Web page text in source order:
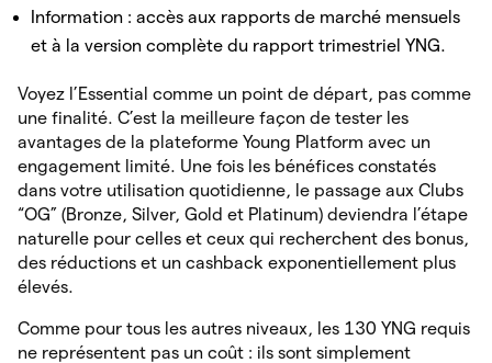
Information : accès aux rapports de marché mensuels
et à la version complète du rapport trimestriel YNG.
Voyez l’Essential comme un point de départ, pas comme
une finalité. C’est la meilleure façon de tester les
avantages de la plateforme Young Platform avec un
engagement limité. Une fois les bénéfices constatés
dans votre utilisation quotidienne, le passage aux Clubs
“OG” (Bronze, Silver, Gold et Platinum) deviendra l’étape
naturelle pour celles et ceux qui recherchent des bonus,
des réductions et un cashback exponentiellement plus
élevés.
Comme pour tous les autres niveaux, les 130 YNG requis
ne représentent pas un coût : ils sont simplement